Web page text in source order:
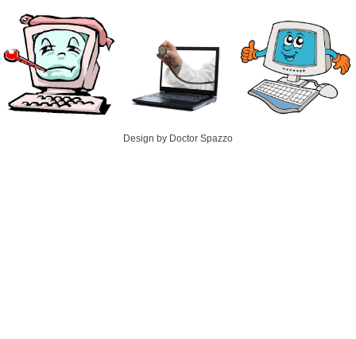
Design by Doctor Spazzo